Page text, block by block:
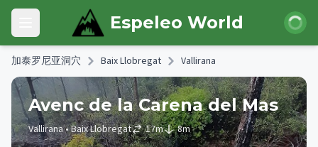
Skip to main content
Open main menu Espeleo World 登录
加泰罗尼亚洞穴 Baix Llobregat Vallirana
Avenc de la Carena del Mas
Vallirana• Baix Llobregat 17m 8m